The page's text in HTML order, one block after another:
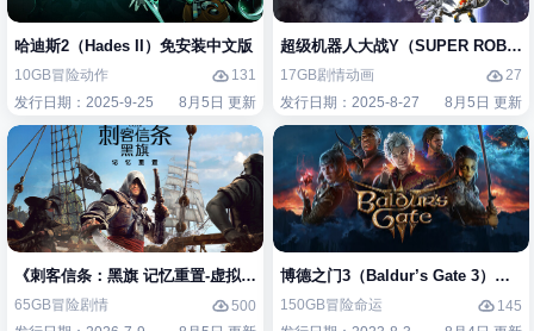
哈迪斯2（Hades II）免安装中文版
10GB冒险动作
131
发行日期：2025-9-25
8月5日 更新
超级机器人大战Y（SUPER
17GB剧情动画
27
发行日期：2025-8-27
8月5日 更新
《刺客信条：黑旗 记忆重置-虚拟机版/Assassin’s Creed Black Flag
65GB冒险剧情
500
博德之门3（Baldur’s Gate 3）免安
150GB冒险命运
145